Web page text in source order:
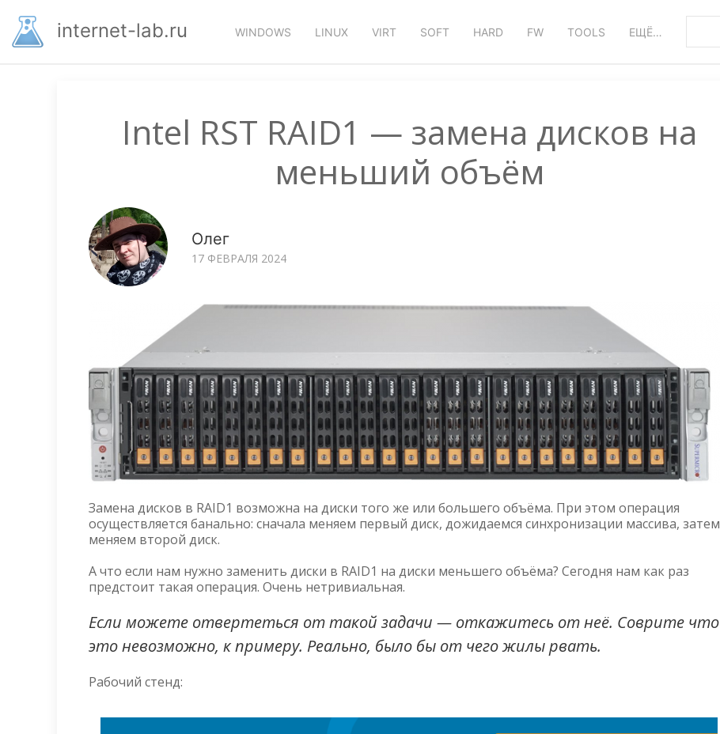
основномуinternet-lab.ru WINDOWS LINUX VIRT SOFT HARD FW TOOLS ЕЩЁ…
Intel RST RAID1 — замена дисков на
меньший объём
Олег
17 ФЕВРАЛЯ 2024
Замена дисков в RAID1 возможна на диски того же или большего объёма. При этом операция
осуществляется банально: сначала меняем первый диск, дожидаемся синхронизации массива, затем
меняем второй диск.
А что если нам нужно заменить диски в RAID1 на диски меньшего объёма? Сегодня нам как раз
предстоит такая операция. Очень нетривиальная.
Если можете отвертеться от такой задачи — откажитесь от неё. Соврите что
это невозможно, к примеру. Реально, было бы от чего жилы рвать.
Рабочий стенд: